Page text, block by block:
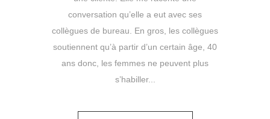
conversation qu’elle a eut avec ses
collègues de bureau. En gros, les collègues
soutiennent qu’à partir d’un certain âge, 40
ans donc, les femmes ne peuvent plus
s’habiller